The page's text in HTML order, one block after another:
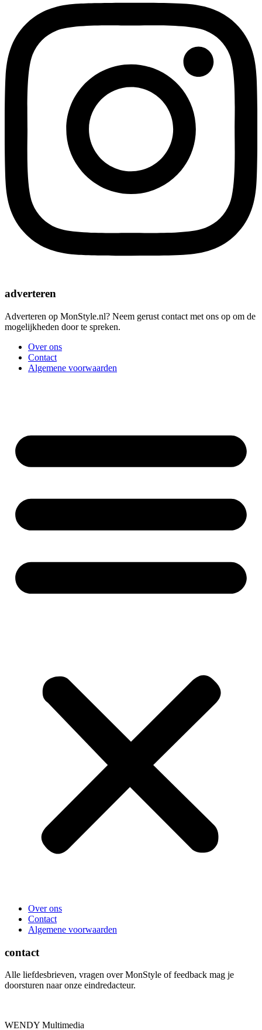
adverteren
Adverteren op MonStyle.nl? Neem gerust contact met ons op om de
mogelijkheden door te spreken.
Over ons
Contact
Algemene voorwaarden
Over ons
Contact
Algemene voorwaarden
contact
Alle liefdesbrieven, vragen over MonStyle of feedback mag je
doorsturen naar onze eindredacteur.
WENDY Multimedia